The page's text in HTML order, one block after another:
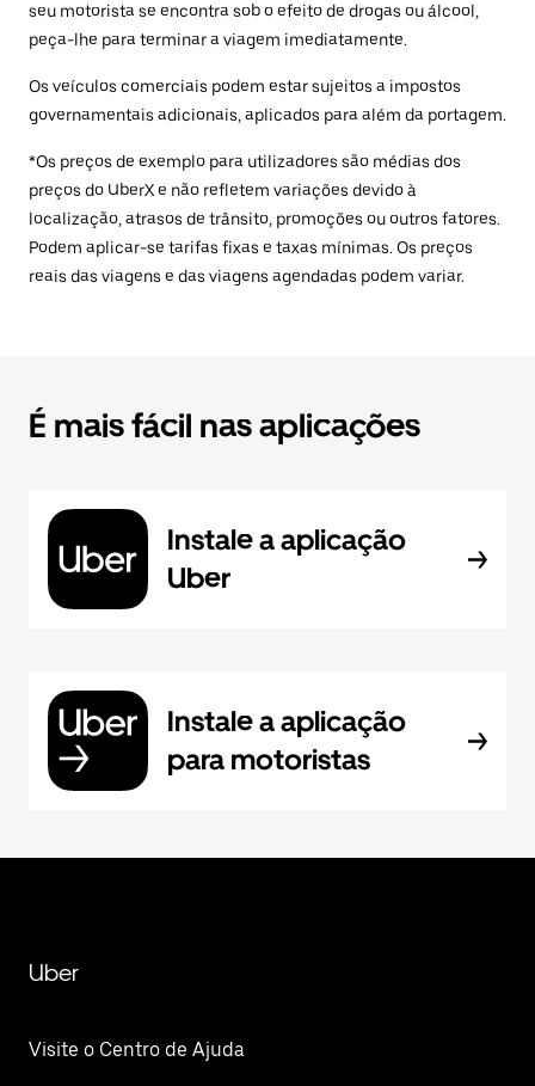
seu motorista se encontra sob o efeito de drogas ou álcool,
peça-lhe para terminar a viagem imediatamente.
Os veículos comerciais podem estar sujeitos a impostos
governamentais adicionais, aplicados para além da portagem.
*Os preços de exemplo para utilizadores são médias dos
preços do UberX e não refletem variações devido à
localização, atrasos de trânsito, promoções ou outros fatores.
Podem aplicar-se tarifas fixas e taxas mínimas. Os preços
reais das viagens e das viagens agendadas podem variar.
É mais fácil nas aplicações
Instale a aplicação
Uber
Instale a aplicação
para motoristas
Uber
Visite o Centro de Ajuda